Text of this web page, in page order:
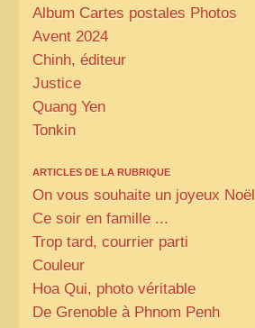
Album Cartes postales Photos
Avent 2024
Chinh, éditeur
Justice
Quang Yen
Tonkin
ARTICLES DE LA RUBRIQUE
On vous souhaite un joyeux Noël
Ce soir en famille ...
Trop tard, courrier parti
Couleur
Hoa Qui, photo véritable
De Grenoble à Phnom Penh